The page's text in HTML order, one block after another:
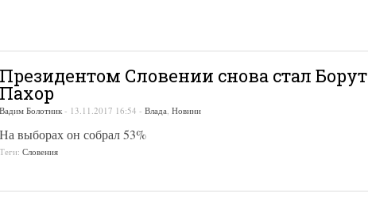
Президентом Словении снова стал Борут
Пахор
Вадим Болотник - 13.11.2017 16:54 - Влада, Новини
На выборах он собрал 53%
Теги: Словения